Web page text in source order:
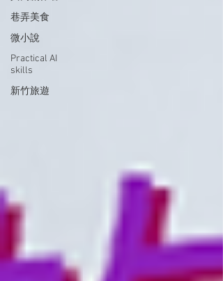
巷弄美食
微小說
Practical AI
skills
新竹旅遊